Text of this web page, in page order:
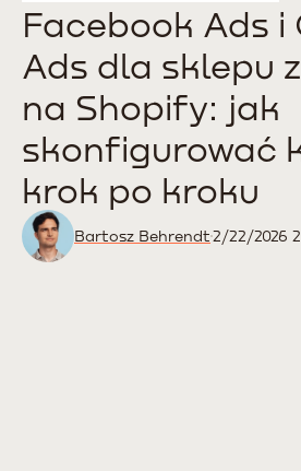
Facebook Ads i
Ads dla sklepu
na Shopify: jak
skonfigurować
krok po kroku
Bartosz Behrendt2/22/2026